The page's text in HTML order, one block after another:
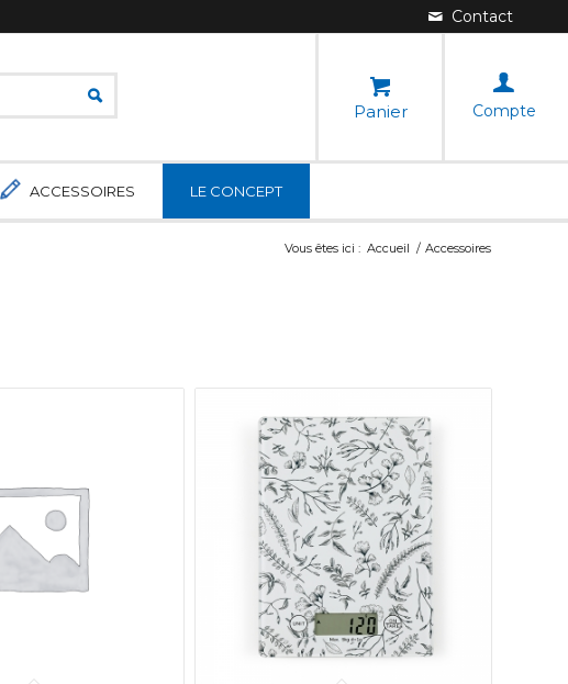
Panier Compte
ACCESSOIRES LE CONCEPT
Vous êtes ici : Accueil / Accessoires